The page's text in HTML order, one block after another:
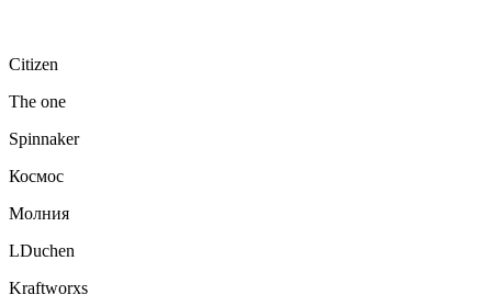
Citizen
The one
Spinnaker
Космос
Молния
LDuchen
Kraftworxs